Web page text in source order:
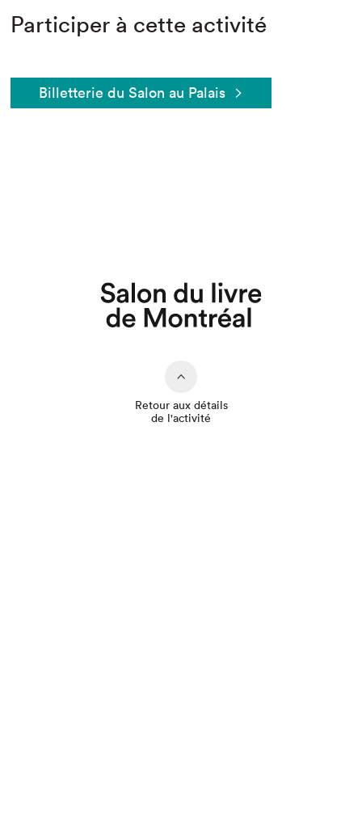
Participer à cette activité
Billetterie du Salon au Palais
Retour aux détails
de l'activité